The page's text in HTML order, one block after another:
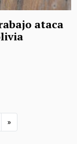
ataca
entradas
»